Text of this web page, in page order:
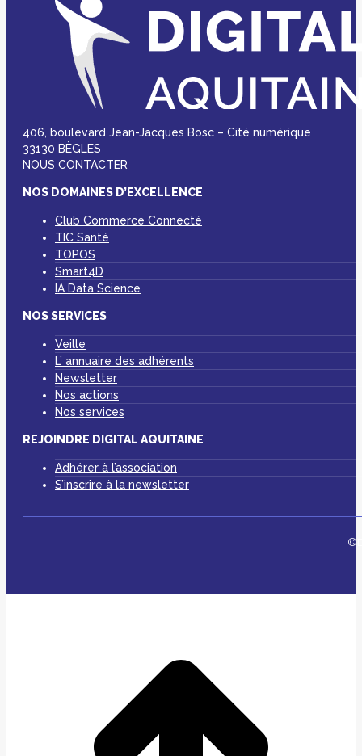
406, boulevard Jean-Jacques Bosc – Cité numérique
33130 BÈGLES
NOUS CONTACTER
NOS DOMAINES D’EXCELLENCE
Club Commerce Connecté
TIC Santé
TOPOS
Smart4D
IA Data Science
NOS SERVICES
Veille
L’ annuaire des adhérents
Newsletter
Nos actions
Nos services
REJOINDRE DIGITAL AQUITAINE
Adhérer à l’association
S’inscrire à la newsletter